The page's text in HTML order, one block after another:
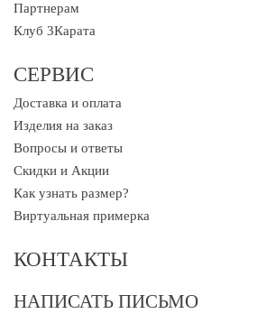
Партнерам
Клуб 3Карата
СЕРВИС
Доставка и оплата
Изделия на заказ
Вопросы и ответы
Скидки и Акции
Как узнать размер?
Виртуальная примерка
КОНТАКТЫ
НАПИСАТЬ ПИСЬМО